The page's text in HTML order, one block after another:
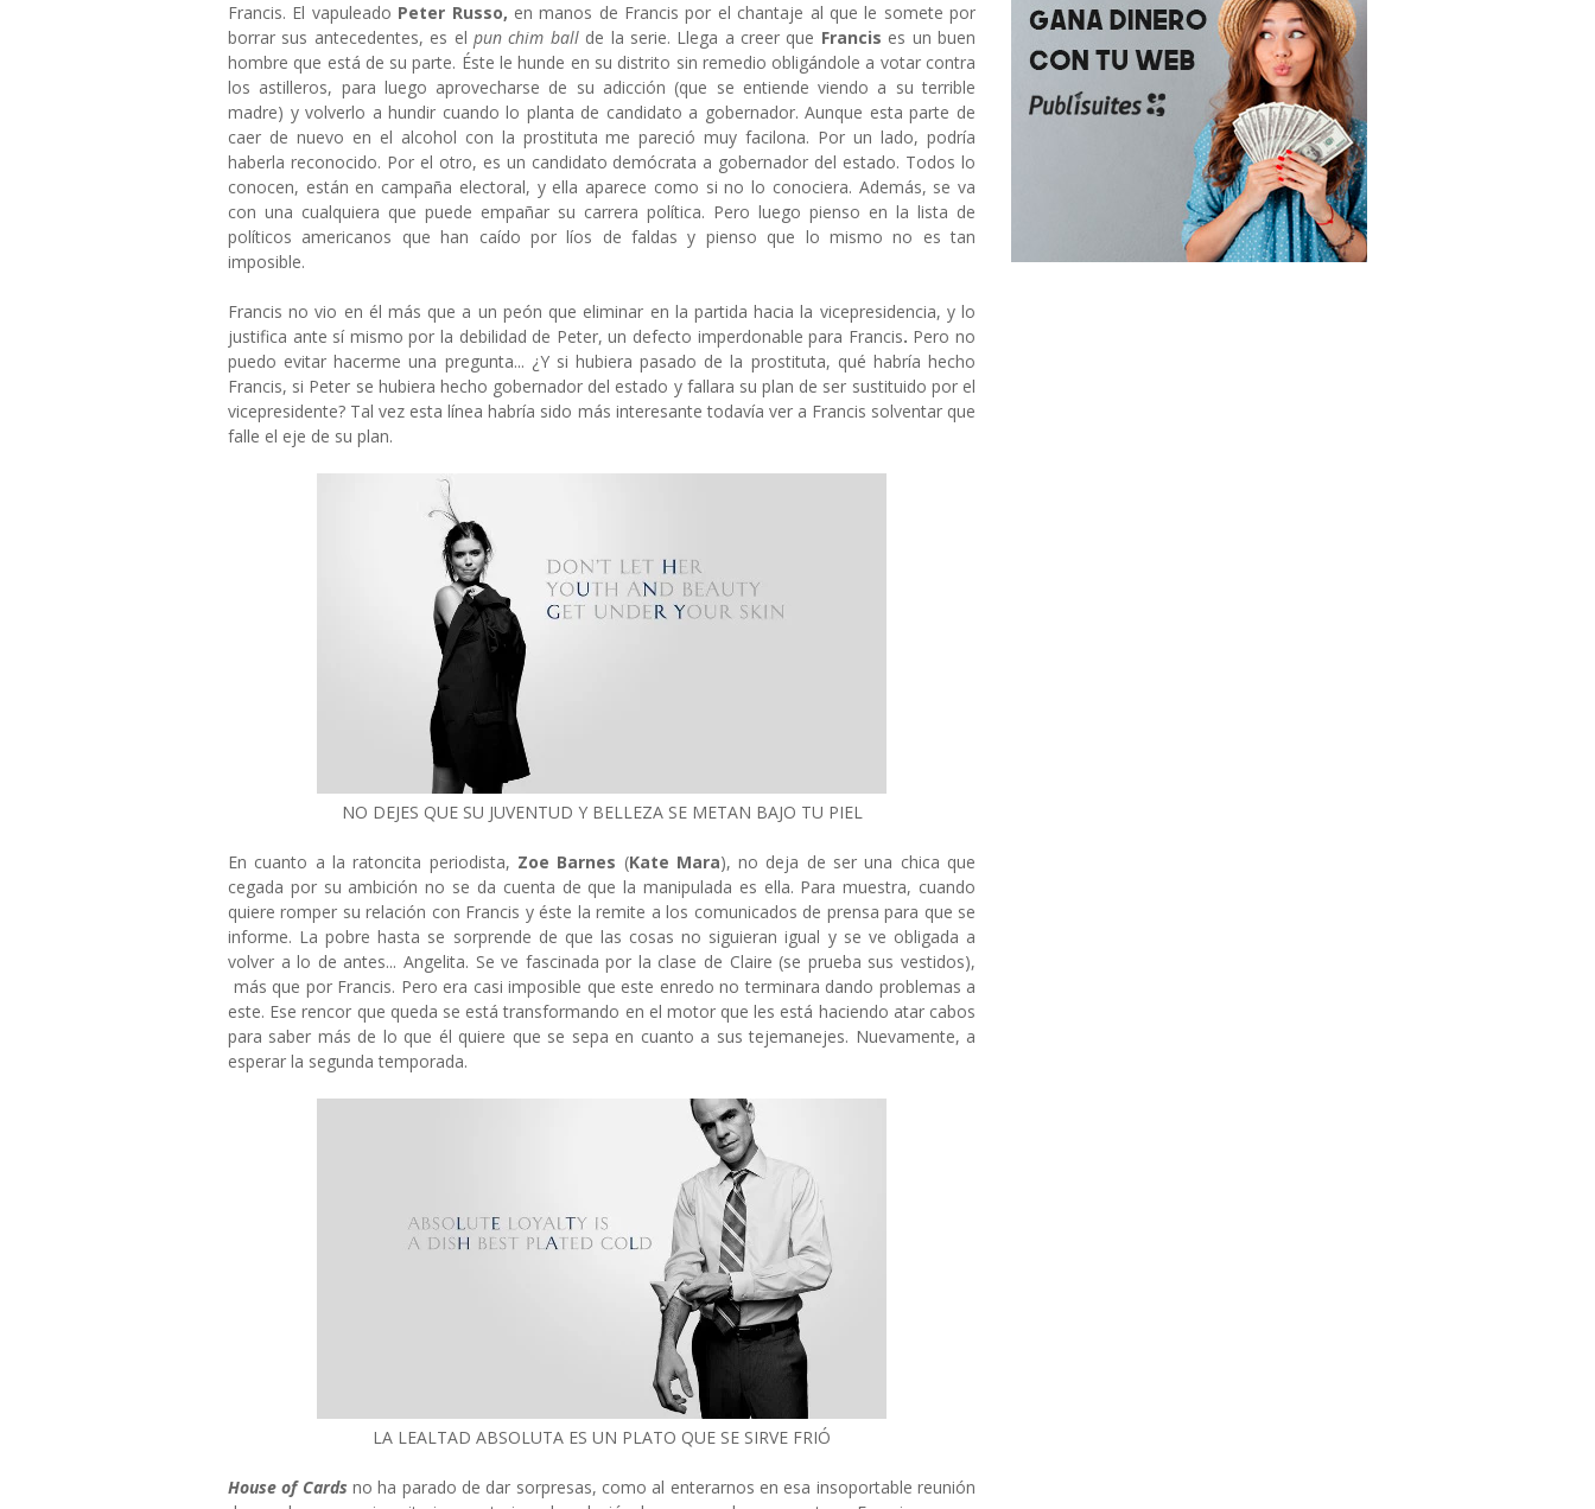
Francis. El vapuleado Peter Russo, en manos de Francis por el chantaje al que le somete por
borrar sus antecedentes, es el pun chim ball de la serie. Llega a creer que Francis es un buen
hombre que está de su parte. Éste le hunde en su distrito sin remedio obligándole a votar contra
los astilleros, para luego aprovecharse de su adicción (que se entiende viendo a su terrible
madre) y volverlo a hundir cuando lo planta de candidato a gobernador. Aunque esta parte de
caer de nuevo en el alcohol con la prostituta me pareció muy facilona. Por un lado, podría
haberla reconocido. Por el otro, es un candidato demócrata a gobernador del estado. Todos lo
conocen, están en campaña electoral, y ella aparece como si no lo conociera. Además, se va
con una cualquiera que puede empañar su carrera política. Pero luego pienso en la lista de
políticos americanos que han caído por líos de faldas y pienso que lo mismo no es tan
imposible.
Francis no vio en él más que a un peón que eliminar en la partida hacia la vicepresidencia, y lo
justifica ante sí mismo por la debilidad de Peter, un defecto imperdonable para Francis. Pero no
puedo evitar hacerme una pregunta... ¿Y si hubiera pasado de la prostituta, qué habría hecho
Francis, si Peter se hubiera hecho gobernador del estado y fallara su plan de ser sustituido por el
vicepresidente? Tal vez esta línea habría sido más interesante todavía ver a Francis solventar que
falle el eje de su plan.
NO DEJES QUE SU JUVENTUD Y BELLEZA SE METAN BAJO TU PIEL
En cuanto a la ratoncita periodista, Zoe Barnes (Kate Mara), no deja de ser una chica que
cegada por su ambición no se da cuenta de que la manipulada es ella. Para muestra, cuando
quiere romper su relación con Francis y éste la remite a los comunicados de prensa para que se
informe. La pobre hasta se sorprende de que las cosas no siguieran igual y se ve obligada a
volver a lo de antes... Angelita. Se ve fascinada por la clase de Claire (se prueba sus vestidos),
más que por Francis. Pero era casi imposible que este enredo no terminara dando problemas a
este. Ese rencor que queda se está transformando en el motor que les está haciendo atar cabos
para saber más de lo que él quiere que se sepa en cuanto a sus tejemanejes. Nuevamente, a
esperar la segunda temporada.
LA LEALTAD ABSOLUTA ES UN PLATO QUE SE SIRVE FRIÓ
House of Cards no ha parado de dar sorpresas, como al enterarnos en esa insoportable reunión